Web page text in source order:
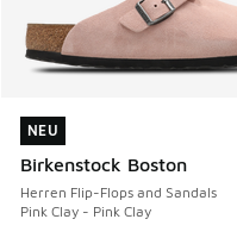
NEU
Birkenstock Boston
Herren Flip-Flops and Sandals
Pink Clay - Pink Clay
NEU